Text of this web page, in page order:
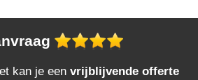
kan je een vrijblijvende offerte